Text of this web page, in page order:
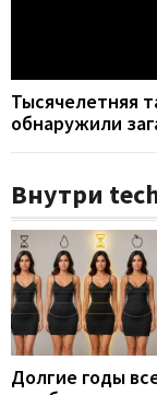
Тысячелетняя
обнаружили
Внутри
Долгие годы